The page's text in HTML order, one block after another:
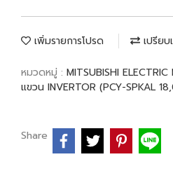
เพิ่มรายการโปรด เปรียบ
หมวดหมู่ : MITSUBISHI ELECTRIC
แขวน INVERTOR (PCY-SPKAL
Share